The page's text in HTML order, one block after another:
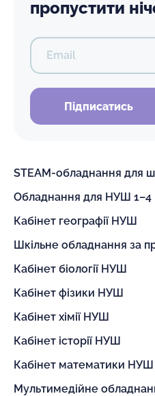
пропустити
Email
Підписатись
STEAM-обладнання для
Обладнання для НУШ 1–4
Кабінет географії НУШ
Шкільне обладнання за
Кабінет біології НУШ
Кабінет фізики НУШ
Кабінет хімії НУШ
Кабінет історії НУШ
Кабінет математики НУШ
Мультимедійне